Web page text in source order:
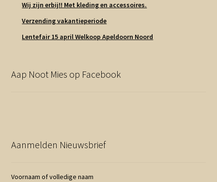
Wij zijn erbij!! Met kleding en accessoires.
Verzending vakantieperiode
Lentefair 15 april Welkoop Apeldoorn Noord
Aap Noot Mies op Facebook
Aanmelden Nieuwsbrief
Voornaam of volledige naam